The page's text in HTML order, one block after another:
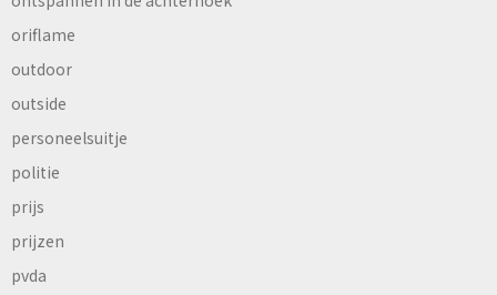
oriflame
outdoor
outside
personeelsuitje
politie
prijs
prijzen
pvda